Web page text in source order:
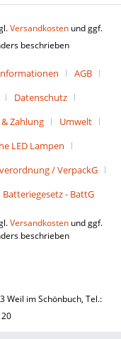
Versandkosten und ggf.
beschrieben
AGB
Datenschutz
Zahlung
Umwelt
LED Lampen
/ VerpackG
Batteriegesetz - BattG
Versandkosten und ggf.
beschrieben
Weil im Schönbuch, Tel.: